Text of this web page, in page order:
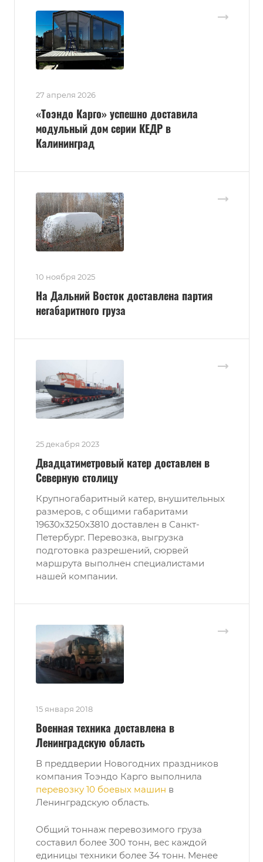
27 апреля 2026
«Тоэндо Карго» успешно доставила
модульный дом серии КЕДР в
Калининград
10 ноября 2025
На Дальний Восток доставлена партия
негабаритного груза
25 декабря 2023
Двадцатиметровый катер доставлен в
Северную столицу
Крупногабаритный катер, внушительных
размеров, с общими габаритами
19630х3250х3810 доставлен в Санкт-
Петербург. Перевозка, выгрузка
подготовка разрешений, сюрвей
маршрута выполнен специалистами
нашей компании.
15 января 2018
Военная техника доставлена в
Ленинградскую область
В преддверии Новогодних праздников
компания Тоэндо Карго выполнила
перевозку 10 боевых машин в
Ленинградскую область.
Общий тоннаж перевозимого груза
составил более 300 тонн, вес каждой
единицы техники более 34 тонн. Менее